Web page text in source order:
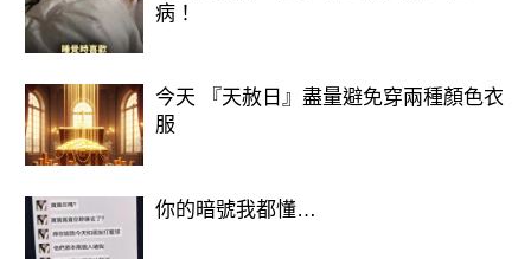
病！
今天 『天赦日』盡量避免穿兩種顏色衣
服
你的暗號我都懂…